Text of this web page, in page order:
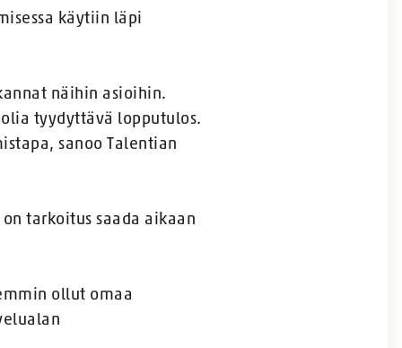
käytiin läpi
näihin asioihin.
tyydyttävä lopputulos.
sanoo Talentian
tarkoitus saada aikaan
ollut omaa